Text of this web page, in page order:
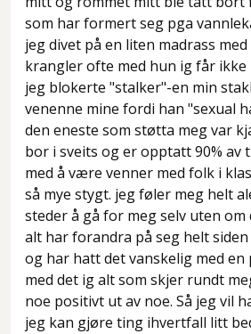
som har formert seg pga
jeg divet på en liten madrass
krangler ofte med hun ig får
jeg blokerte "stalker"-en min
venenne mine fordi han "sexual
den eneste som støtta meg var
bor i sveits og er opptatt 90% av
med å være venner med folk i
så mye stygt. jeg føler meg helt
steder å gå for meg selv uten
alt har forandra på seg helt
og har hatt det vanskelig med
med det ig alt som skjer rundt
noe positivt ut av noe. Så jeg vil
jeg kan gjøre ting ihvertfall litt